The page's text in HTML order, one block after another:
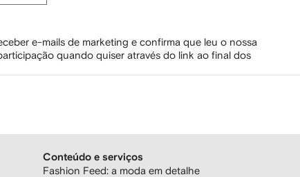
e-mails de marketing e confirma que leu o nossa
quando quiser através do link ao final dos
Conteúdo e serviços
Fashion Feed: a moda em detalhe